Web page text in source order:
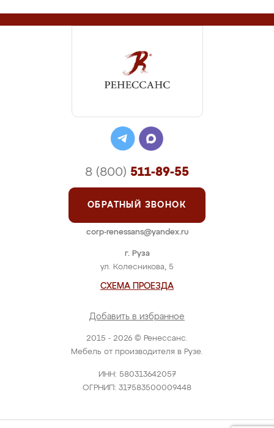
2015 - 2026 © Ренессанс.
Мебель от производителя в Рузе.
ИНН: 580313642057
ОГРНИП: 317583500009448
г. Руза
ул. Колесникова, 5
СХЕМА ПРОЕЗДА
Добавить в избранное
8 (800) 511-89-55
ОБРАТНЫЙ ЗВОНОК
corp-renessans@yandex.ru